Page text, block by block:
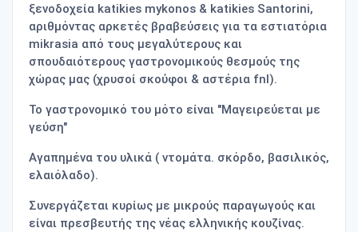
ξενοδοχεία katikies mykonos & katikies Santorini,
αριθμόντας αρκετές βραβεύσεις για τα εστιατόρια
mikrasia από τους μεγαλύτερους και
σπουδαιότερους γαστρονομικούς θεσμούς της
χώρας μας (χρυσοί σκούφοι & αστέρια fnl).
To γαστρονομικό του μότο είναι "Μαγειρεύεται με
γεύση"
Αγαπημένα του υλικά ( ντομάτα. σκόρδο, βασιλικός,
ελαιόλαδο).
Συνεργάζεται κυρίως με μικρούς παραγωγούς και
είναι πρεσβευτής της νέας ελληνικής κουζίνας.